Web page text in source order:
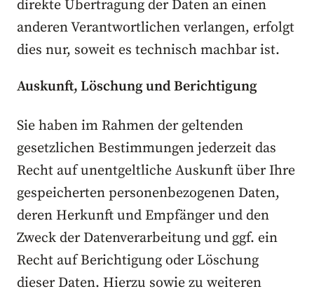
direkte Übertragung der Daten an einen
anderen Verantwortlichen verlangen, erfolgt
dies nur, soweit es technisch machbar ist.
Auskunft, Löschung und Berichtigung
Sie haben im Rahmen der geltenden
gesetzlichen Bestimmungen jederzeit das
Recht auf unentgeltliche Auskunft über Ihre
gespeicherten personenbezogenen Daten,
deren Herkunft und Empfänger und den
Zweck der Datenverarbeitung und ggf. ein
Recht auf Berichtigung oder Löschung
dieser Daten. Hierzu sowie zu weiteren